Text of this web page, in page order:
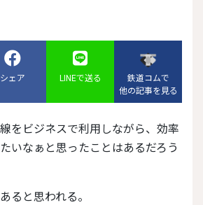
シェア LINEで送る
鉄道コムで
他の記事を見る
いなぁと思ったことはあるだろう
ると思われる。